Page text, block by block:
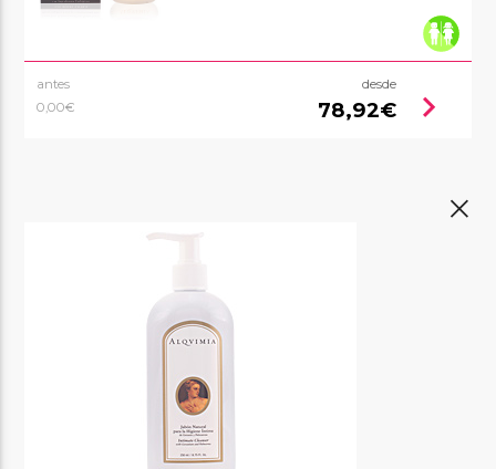
antes
0,00€
desde
78,92€ chevron_right